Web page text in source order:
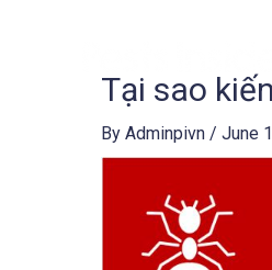
Tại sao
By Adminpivn / June
Post